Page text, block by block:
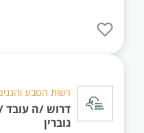
רשות הטבע
דרוש /ה עובד
גוברין